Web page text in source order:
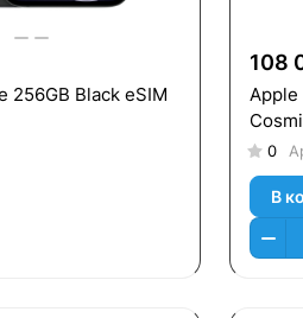
256GB Black eSIM
108
Apple
0
В